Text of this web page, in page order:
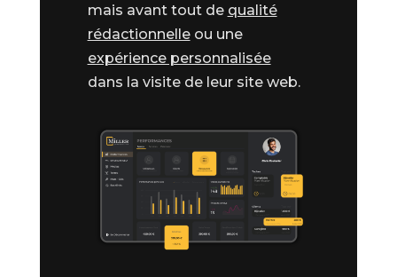
mais avant tout de qualité
rédactionnelleou une
expérience personnalisée
dans la visite de leur site web.